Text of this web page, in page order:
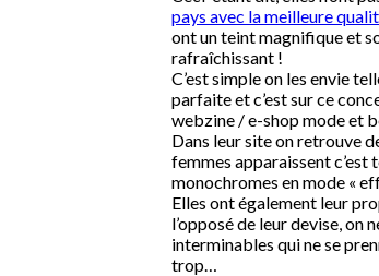
pays avec la meilleure
ont un teint magnifique et
rafraîchissant !
C’est simple on les envie
parfaite et c’est sur ce
webzine / e-shop mode et
Dans leur site on retrouve
femmes apparaissent c’est
monochromes en mode «
Elles ont également leur
l’opposé de leur devise, on
interminables qui ne se
trop…